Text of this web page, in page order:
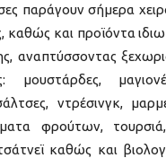
παράγουν σήμερα
και προϊόντα
αναπτύσσοντας
μουστάρδες,
ντρέσινγκ,
φρούτων,
καθώς και